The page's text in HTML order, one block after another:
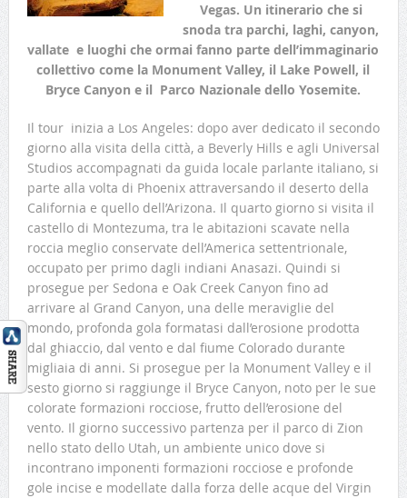
Vegas. Un itinerario che si
snoda tra parchi, laghi, canyon,
vallate e luoghi che ormai fanno parte dell’immaginario
collettivo come la Monument Valley, il Lake Powell, il
Bryce Canyon e il Parco Nazionale dello Yosemite.
Il tour inizia a Los Angeles: dopo aver dedicato il secondo
giorno alla visita della città, a Beverly Hills e agli Universal
Studios accompagnati da guida locale parlante italiano, si
parte alla volta di Phoenix attraversando il deserto della
California e quello dell’Arizona. Il quarto giorno si visita il
castello di Montezuma, tra le abitazioni scavate nella
roccia meglio conservate dell’America settentrionale,
occupato per primo dagli indiani Anasazi. Quindi si
prosegue per Sedona e Oak Creek Canyon fino ad
arrivare al Grand Canyon, una delle meraviglie del
mondo, profonda gola formatasi dall’erosione prodotta
dal ghiaccio, dal vento e dal fiume Colorado durante
migliaia di anni. Si prosegue per la Monument Valley e il
sesto giorno si raggiunge il Bryce Canyon, noto per le sue
colorate formazioni rocciose, frutto dell’erosione del
vento. Il giorno successivo partenza per il parco di Zion
nello stato dello Utah, un ambiente unico dove si
incontrano imponenti formazioni rocciose e profonde
gole incise e modellate dalla forza delle acque del Virgin